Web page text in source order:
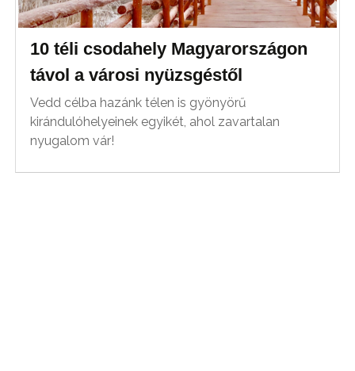
10 téli csodahely Magyarországon
távol a városi nyüzsgéstől
Vedd célba hazánk télen is gyönyörű
kirándulóhelyeinek egyikét, ahol zavartalan
nyugalom vár!